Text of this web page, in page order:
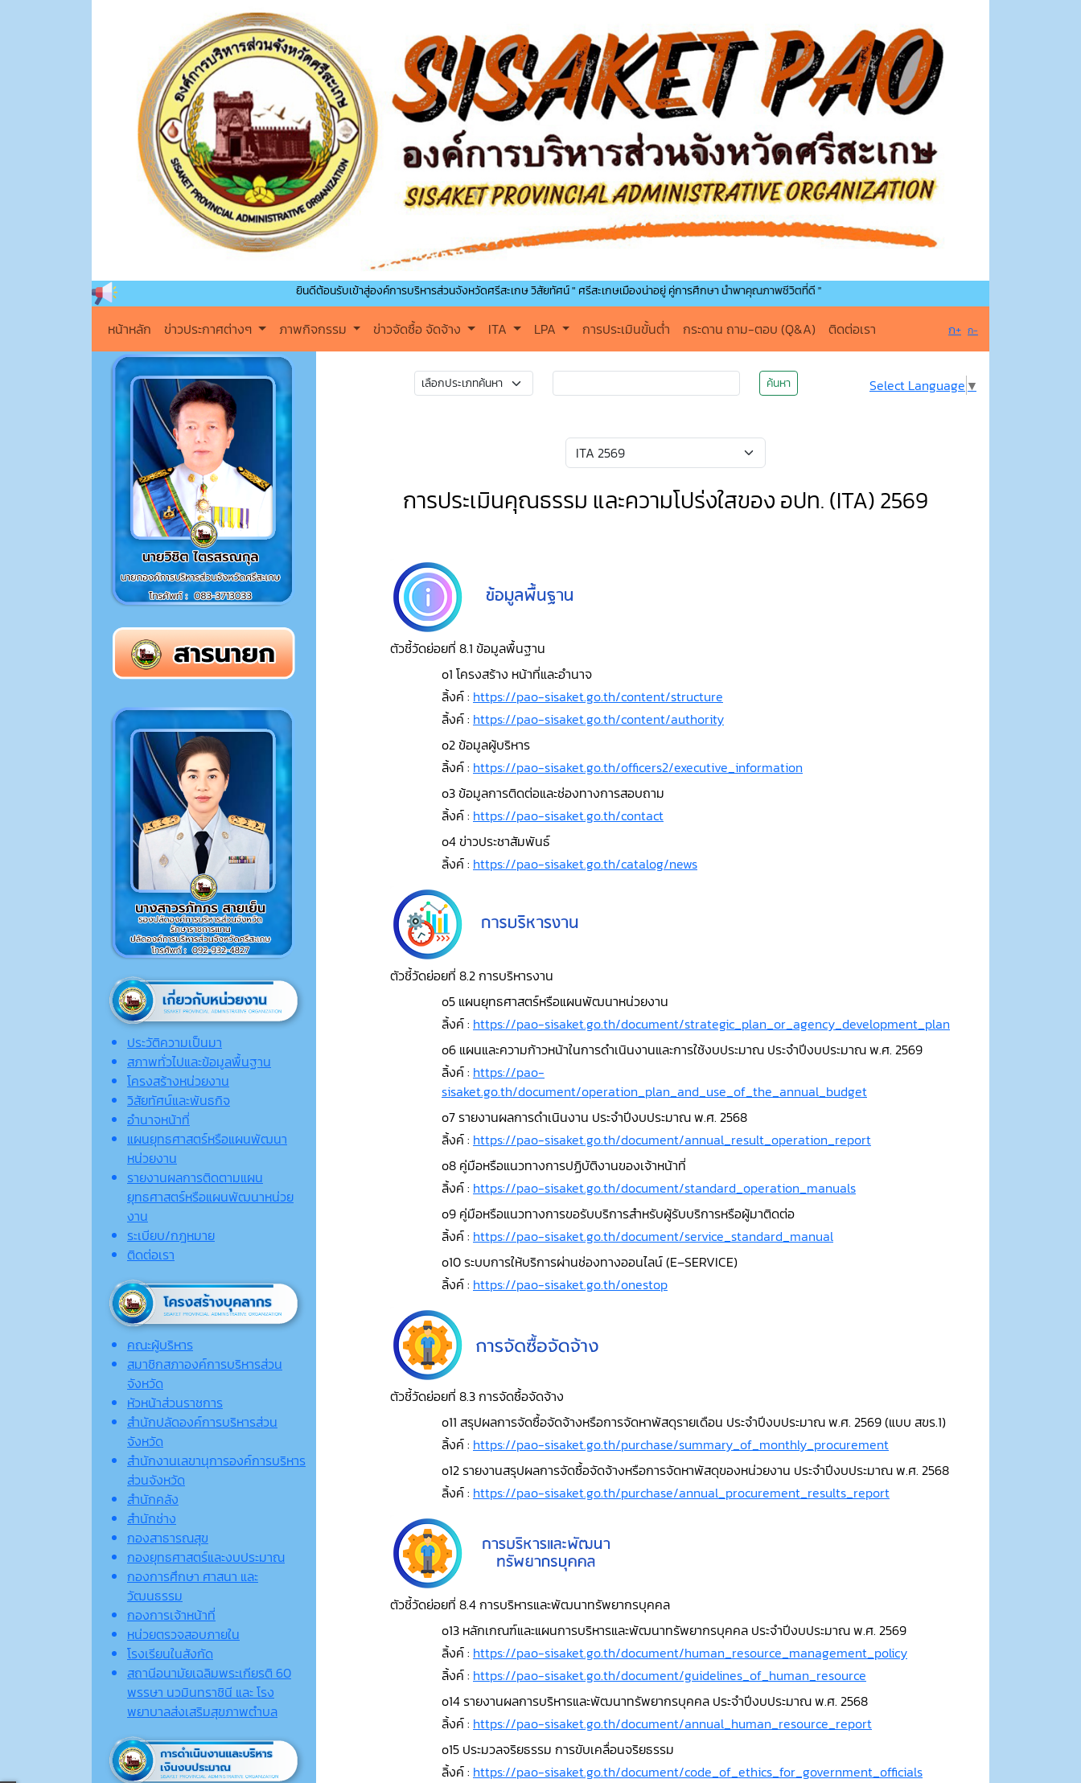
ยินดีต้อนรับเข้าสู่องค์การบริหารส่วนจังหวัดศรีสะเกษ วิสัยทัศน์ " ศรีสะเกษเมืองน่าอยู่ คู่การศึกษา นำพาคุณภาพชีวิตที่ดี "
หน้าหลัก ข่าวประกาศต่างๆ ภาพกิจกรรม ข่าวจัดซื้อ จัดจ้าง ITA LPA การประเมินขั้นต่ำ กระดาน ถาม-ตอบ (Q&A) ติดต่อเรา ก+ ก-
ประวัติความเป็นมา
สภาพทั่วไปและข้อมูลพื้นฐาน
โครงสร้างหน่วยงาน
วิสัยทัศน์และพันธกิจ
อำนาจหน้าที่
แผนยุทธศาสตร์หรือแผนพัฒนา
หน่วยงาน
รายงานผลการติดตามแผน
ยุทธศาสตร์หรือแผนพัฒนาหน่วย
งาน
ระเบียบ/กฎหมาย
ติดต่อเรา
คณะผู้บริหาร
สมาชิกสภาองค์การบริหารส่วน
จังหวัด
หัวหน้าส่วนราชการ
สำนักปลัดองค์การบริหารส่วน
จังหวัด
สำนักงานเลขานุการองค์การบริหาร
ส่วนจังหวัด
สำนักคลัง
สำนักช่าง
กองสาธารณสุข
กองยุทธศาสตร์และงบประมาณ
กองการศึกษา ศาสนา และ
วัฒนธรรม
กองการเจ้าหน้าที่
หน่วยตรวจสอบภายใน
โรงเรียนในสังกัด
สถานีอนามัยเฉลิมพระเกียรติ 60
พรรษา นวมินทราชินี และ โรง
พยาบาลส่งเสริมสุขภาพตำบล
ค้นหา Select Language ▼
การประเมินคุณธรรม และความโปร่งใสของ อปท. (ITA) 2569
ตัวชี้วัดย่อยที่ 8.1 ข้อมูลพื้นฐาน
o1 โครงสร้าง หน้าที่และอำนาจ
ลิ้งค์ : https://pao-sisaket.go.th/content/structure
ลิ้งค์ : https://pao-sisaket.go.th/content/authority
o2 ข้อมูลผู้บริหาร
ลิ้งค์ : https://pao-sisaket.go.th/officers2/executive_information
o3 ข้อมูลการติดต่อและช่องทางการสอบถาม
ลิ้งค์ : https://pao-sisaket.go.th/contact
o4 ข่าวประชาสัมพันธ์
ลิ้งค์ : https://pao-sisaket.go.th/catalog/news
ตัวชี้วัดย่อยที่ 8.2 การบริหารงาน
o5 แผนยุทธศาสตร์หรือแผนพัฒนาหน่วยงาน
ลิ้งค์ : https://pao-sisaket.go.th/document/strategic_plan_or_agency_development_plan
o6 แผนและความก้าวหน้าในการดำเนินงานและการใช้งบประมาณ ประจำปีงบประมาณ พ.ศ. 2569
ลิ้งค์ : https://pao-
sisaket.go.th/document/operation_plan_and_use_of_the_annual_budget
o7 รายงานผลการดำเนินงาน ประจำปีงบประมาณ พ.ศ. 2568
ลิ้งค์ : https://pao-sisaket.go.th/document/annual_result_operation_report
o8 คู่มือหรือแนวทางการปฏิบัติงานของเจ้าหน้าที่
ลิ้งค์ : https://pao-sisaket.go.th/document/standard_operation_manuals
o9 คู่มือหรือแนวทางการขอรับบริการสำหรับผู้รับบริการหรือผู้มาติดต่อ
ลิ้งค์ : https://pao-sisaket.go.th/document/service_standard_manual
o10 ระบบการให้บริการผ่านช่องทางออนไลน์ (E–SERVICE)
ลิ้งค์ : https://pao-sisaket.go.th/onestop
ตัวชี้วัดย่อยที่ 8.3 การจัดซื้อจัดจ้าง
o11 สรุปผลการจัดซื้อจัดจ้างหรือการจัดหาพัสดุรายเดือน ประจำปีงบประมาณ พ.ศ. 2569 (แบบ สขร.1)
ลิ้งค์ : https://pao-sisaket.go.th/purchase/summary_of_monthly_procurement
o12 รายงานสรุปผลการจัดซื้อจัดจ้างหรือการจัดหาพัสดุของหน่วยงาน ประจำปีงบประมาณ พ.ศ. 2568
ลิ้งค์ : https://pao-sisaket.go.th/purchase/annual_procurement_results_report
ตัวชี้วัดย่อยที่ 8.4 การบริหารและพัฒนาทรัพยากรบุคคล
o13 หลักเกณฑ์และแผนการบริหารและพัฒนาทรัพยากรบุคคล ประจำปีงบประมาณ พ.ศ. 2569
ลิ้งค์ : https://pao-sisaket.go.th/document/human_resource_management_policy
ลิ้งค์ : https://pao-sisaket.go.th/document/guidelines_of_human_resource
o14 รายงานผลการบริหารและพัฒนาทรัพยากรบุคคล ประจำปีงบประมาณ พ.ศ. 2568
ลิ้งค์ : https://pao-sisaket.go.th/document/annual_human_resource_report
o15 ประมวลจริยธรรม การขับเคลื่อนจริยธรรม
ลิ้งค์ : https://pao-sisaket.go.th/document/code_of_ethics_for_government_officials